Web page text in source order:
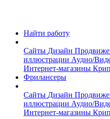
Найти работу
Сайты Дизайн
иллюстрации Аудио/
Интернет-магазины
Фрилансеры
Сайты Дизайн
иллюстрации Аудио/
Интернет-магазины